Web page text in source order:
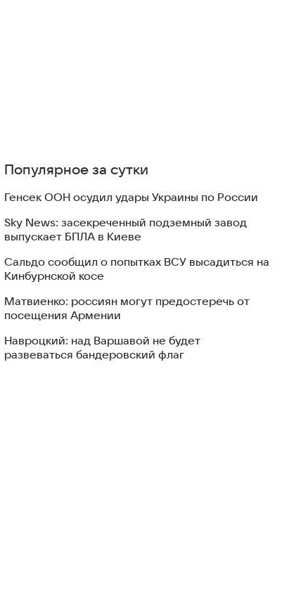
Популярное за сутки
Генсек ООН осудил удары Украины по России
Sky News: засекреченный подземный завод
выпускает БПЛА в Киеве
Сальдо сообщил о попытках ВСУ высадиться на
Кинбурнской косе
Матвиенко: россиян могут предостеречь от
посещения Армении
Навроцкий: над Варшавой не будет
развеваться бандеровский флаг